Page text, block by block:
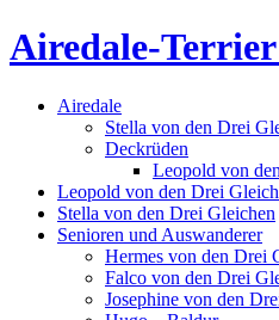
Airedale-
Airedale
Stella von den Drei
Deckrüden
Leopold von
Leopold von den Drei
Stella von den Drei Gleichen
Senioren und Auswanderer
Hermes von den Drei
Falco von den Drei
Josephine von den